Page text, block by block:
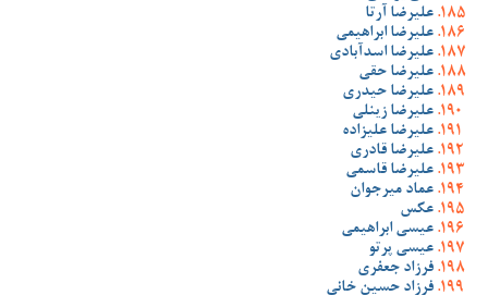
علیرضا آرتا
علیرضا ابراهیمی
علیرضا اسدآبادی
علیرضا حقی
علیرضا حیدری
علیرضا زینلی
علیرضا علیزاده
علیرضا قادری
علیرضا قاسمی
عماد میرجوان
عکس
عیسی ابراهیمی
عیسی پرتو
فرزاد جعفری
فرزاد حسین خانی